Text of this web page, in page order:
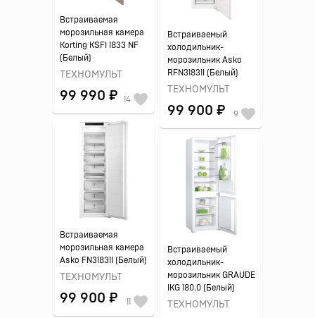
Встраиваемая
морозильная камера
Korting KSFI 1833 NF
(Белый)
ТЕХНОМУЛЬТ
99 990 ₽ 14
Встраиваемый
холодильник-
морозильник Asko
RFN31831I (Белый)
ТЕХНОМУЛЬТ
99 900 ₽ 9
Встраиваемая
морозильная камера
Asko FN31831I (Белый)
ТЕХНОМУЛЬТ
99 900 ₽ 11
Встраиваемый
холодильник-
морозильник GRAUDE
IKG 180.0 (Белый)
ТЕХНОМУЛЬТ